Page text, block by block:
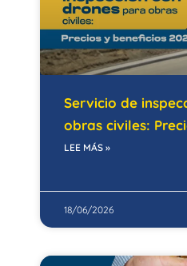
Servicio de
obras civiles:
LEE MÁS »
18/06/2026